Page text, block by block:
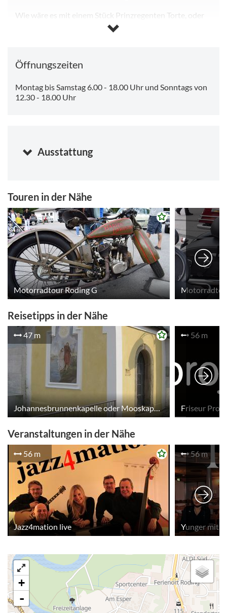
Wie wäre es mit einem Stück Prinzregenten Torte, oder
soll es doch lieber eine Schwarzwälder Kirschtorte sein!
Wünsche offen. Besonderer Wert wird auch auf das
Kürbiskern bis Dinkelvollkorn, täglich frisch und
knusprig aus der Backstube.
Wir freuen uns auf Ihren Besuch!
Öffnungszeiten
Montag bis Samstag 6.00 - 18.00 Uhr und Sonntags von
12.30 - 18.00 Uhr
Ausstattung
Touren in der Nähe
Motorradtour Roding G
Reisetipps in der Nähe
47 m
Johannesbrunnenkapelle oder Mooskapelle in Roding
56 m
Friseur
Veranstaltungen in der Nähe
56 m
Jazz4mation live
56 m
Yunger mit
+
-